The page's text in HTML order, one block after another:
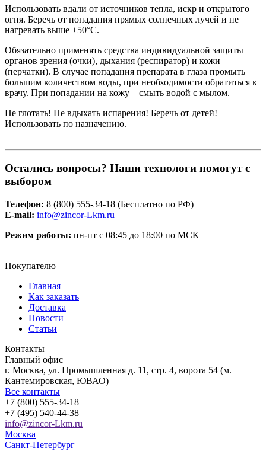
Использовать вдали от источников тепла, искр и открытого
огня. Беречь от попадания прямых солнечных лучей и не
нагревать выше +50°С.
Обязательно применять средства индивидуальной защиты
органов зрения (очки), дыхания (респиратор) и кожи
(перчатки). В случае попадания препарата в глаза промыть
большим количеством воды, при необходимости обратиться к
врачу. При попадании на кожу – смыть водой с мылом.
Не глотать! Не вдыхать испарения! Беречь от детей!
Использовать по назначению.
Остались вопросы? Наши технологи помогут с
выбором
Телефон: 8 (800) 555-34-18 (Бесплатно по РФ)
Е-mail: info@zincor-Lkm.ru
Режим работы: пн-пт с 08:45 до 18:00 по МСК
Покупателю
Главная
Как заказать
Доставка
Новости
Статьи
Контакты
Главный офис
г. Москва, ул. Промышленная д. 11, стр. 4, ворота 54 (м.
Кантемировская, ЮВАО)
Все контакты
+7 (800) 555-34-18
+7 (495) 540-44-38
info@zincor-Lkm.ru
Москва
Санкт-Петербург